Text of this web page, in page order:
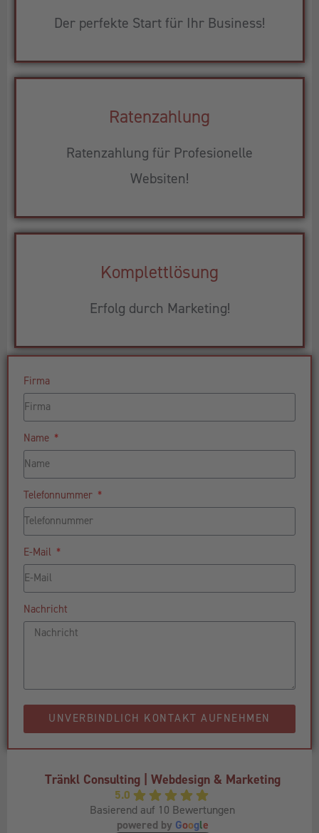
Der perfekte Start für Ihr Business!
Ratenzahlung
Ratenzahlung für Profesionelle
Websiten!
Komplettlösung
Erfolg durch Marketing!
Firma
Name
Telefonnummer
E-Mail
Nachricht
UNVERBINDLICH KONTAKT AUFNEHMEN
Tränkl Consulting | Webdesign & Marketing
5.0
Basierend auf 10 Bewertungen
powered by Google